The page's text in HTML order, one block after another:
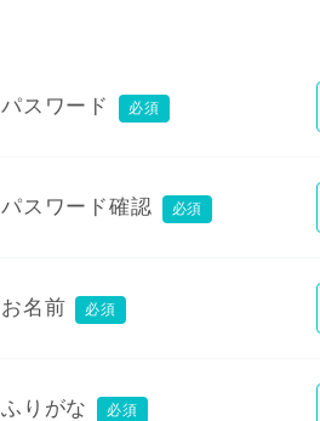
パスワード 必須
パスワード確認 必須
お名前 必須
ふりがな 必須